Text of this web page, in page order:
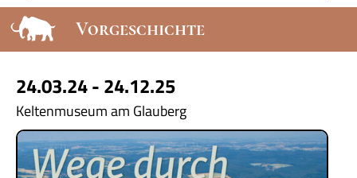
Vorgeschichte
24.03.24 - 24.12.25
Keltenmuseum am Glauberg